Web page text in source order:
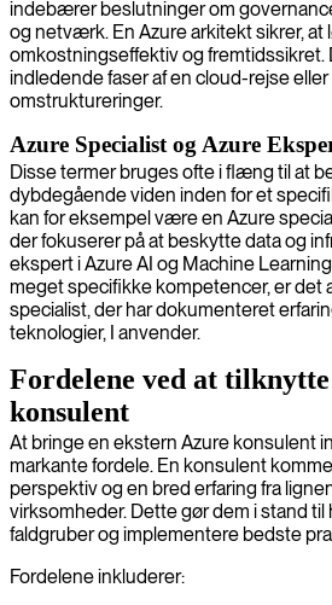
indebærer beslutninger om
og netværk. En Azure arkitekt sikrer, at
omkostningseffektiv og fremtidssikret.
indledende faser af en cloud-rejse
omstruktureringer.
Azure Specialist og Azure
Disse termer bruges ofte i flæng til at
dybdegående viden inden for et
kan for eksempel være en Azure
der fokuserer på at beskytte data og
ekspert i Azure AI og Machine
meget specifikke kompetencer, er det
specialist, der har dokumenteret
teknologier, I anvender.
Fordelene ved at
konsulent
At bringe en ekstern Azure konsulent
markante fordele. En konsulent
perspektiv og en bred erfaring fra
virksomheder. Dette gør dem i stand
faldgruber og implementere bedste
Fordelene inkluderer: